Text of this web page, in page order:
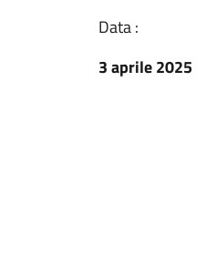
Data :
3 aprile 2025